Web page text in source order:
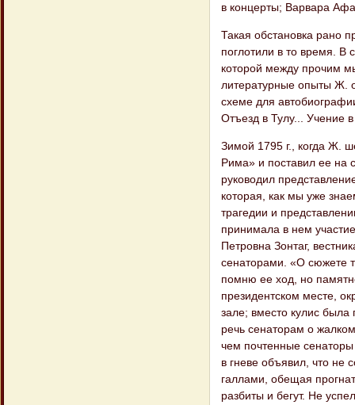
в концерты; Варвара
Такая обстановка рано
поглотили в то время. В
которой между прочим
литературные опыты Ж.
схеме для
Отъезд в Тулу... Учение
Зимой 1795 г., когда Ж.
Рима» и поставил ее на
руководил
которая, как мы уже
трагедии и
принимала в нем
Петровна Зонтаг,
сенаторами. «О сюжете
помню ее ход, но
президентском месте,
зале; вместо кулис
речь сенаторам о
чем почтенные
в гневе объявил, что не
галлами, обещая
разбиты и бегут. Не